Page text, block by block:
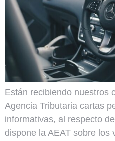
Están recibiendo nuestros
Agencia Tributaria cartas
informativas, al respecto
dispone la AEAT sobre los